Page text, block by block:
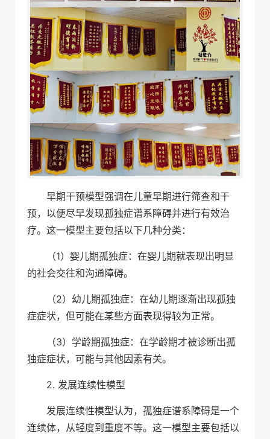
早期干预模型强调在儿童早期进行筛查和干
预，以便尽早发现孤独症谱系障碍并进行有效治
疗。这一模型主要包括以下几种分类：
（1）婴儿期孤独症：在婴儿期就表现出明显
的社会交往和沟通障碍。
（2）幼儿期孤独症：在幼儿期逐渐出现孤独
症症状，但可能在某些方面表现得较为正常。
（3）学龄期孤独症：在学龄期才被诊断出孤
独症症状，可能与其他因素有关。
2. 发展连续性模型
发展连续性模型认为，孤独症谱系障碍是一个
连续体，从轻度到重度不等。这一模型主要包括以